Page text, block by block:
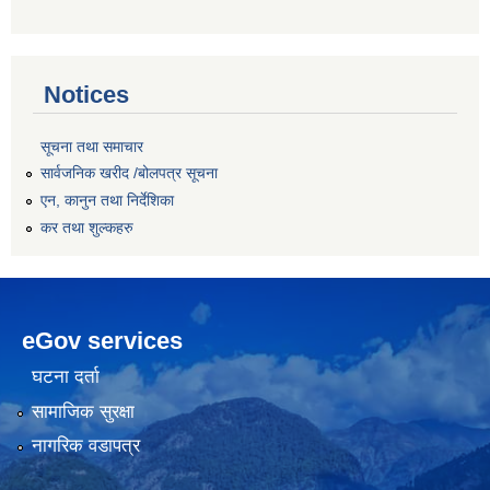
Notices
सूचना तथा समाचार
सार्वजनिक खरीद /बोलपत्र सूचना
एन, कानुन तथा निर्देशिका
कर तथा शुल्कहरु
eGov services
घटना दर्ता
सामाजिक सुरक्षा
नागरिक वडापत्र